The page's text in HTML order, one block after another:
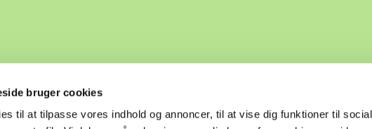
bruger cookies
til at tilpasse vores indhold og annoncer, til at vise dig funktioner til